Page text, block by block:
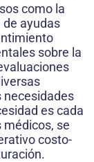
como la
ayudas
sobre la
necesidades
es cada
se
costo-